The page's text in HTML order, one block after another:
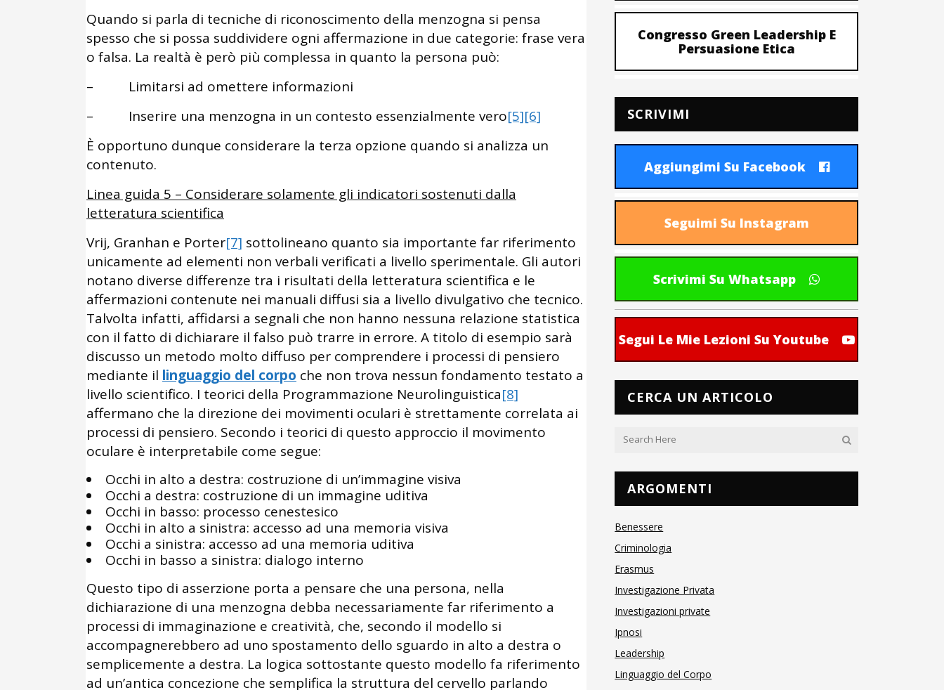
Quando si parla di tecniche di riconoscimento della menzogna si pensa
spesso che si possa suddividere ogni affermazione in due categorie: frase vera
o falsa. La realtà è però più complessa in quanto la persona può:
– Limitarsi ad omettere informazioni
– Inserire una menzogna in un contesto essenzialmente vero[5][6]
È opportuno dunque considerare la terza opzione quando si analizza un
contenuto.
Linea guida 5 – Considerare solamente gli indicatori sostenuti dalla
letteratura scientifica
Vrij, Granhan e Porter[7] sottolineano quanto sia importante far riferimento
unicamente ad elementi non verbali verificati a livello sperimentale. Gli autori
notano diverse differenze tra i risultati della letteratura scientifica e le
affermazioni contenute nei manuali diffusi sia a livello divulgativo che tecnico.
Talvolta infatti, affidarsi a segnali che non hanno nessuna relazione statistica
con il fatto di dichiarare il falso può trarre in errore. A titolo di esempio sarà
discusso un metodo molto diffuso per comprendere i processi di pensiero
mediante il linguaggio del corpo che non trova nessun fondamento testato a
livello scientifico. I teorici della Programmazione Neurolinguistica[8]
affermano che la direzione dei movimenti oculari è strettamente correlata ai
processi di pensiero. Secondo i teorici di questo approccio il movimento
oculare è interpretabile come segue:
Occhi in alto a destra: costruzione di un’immagine visiva
Occhi a destra: costruzione di un immagine uditiva
Occhi in basso: processo cenestesico
Occhi in alto a sinistra: accesso ad una memoria visiva
Occhi a sinistra: accesso ad una memoria uditiva
Occhi in basso a sinistra: dialogo interno
Questo tipo di asserzione porta a pensare che una persona, nella
dichiarazione di una menzogna debba necessariamente far riferimento a
processi di immaginazione e creatività, che, secondo il modello si
accompagnerebbero ad uno spostamento dello sguardo in alto a destra o
semplicemente a destra. La logica sottostante questo modello fa riferimento
ad un’antica concezione che semplifica la struttura del cervello parlando
Congresso Green Leadership E
Persuasione Etica
SCRIVIMI
Aggiungimi Su Facebook
Seguimi Su Instagram
Scrivimi Su Whatsapp
Segui Le Mie Lezioni Su Youtube
CERCA UN ARTICOLO
ARGOMENTI
Benessere
Criminologia
Erasmus
Investigazione Privata
Investigazioni private
Ipnosi
Leadership
Linguaggio del Corpo